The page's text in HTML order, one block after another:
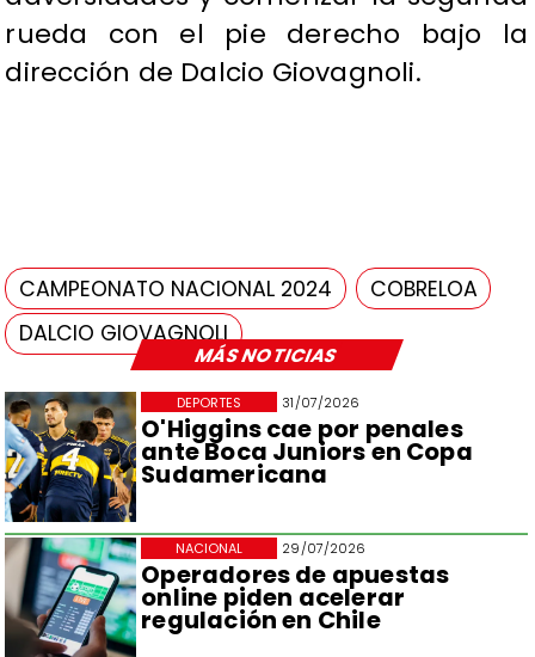
MÁS NOTICIAS
31/07/2026
O'Higgins cae por penales
ante Boca Juniors en Copa
Sudamericana
DEPORTES
29/07/2026
Operadores de apuestas
online piden acelerar
regulación en Chile
NACIONAL
rueda con el pie derecho bajo la
dirección de Dalcio Giovagnoli.
CAMPEONATO NACIONAL 2024
COBRELOA
DALCIO GIOVAGNOLI